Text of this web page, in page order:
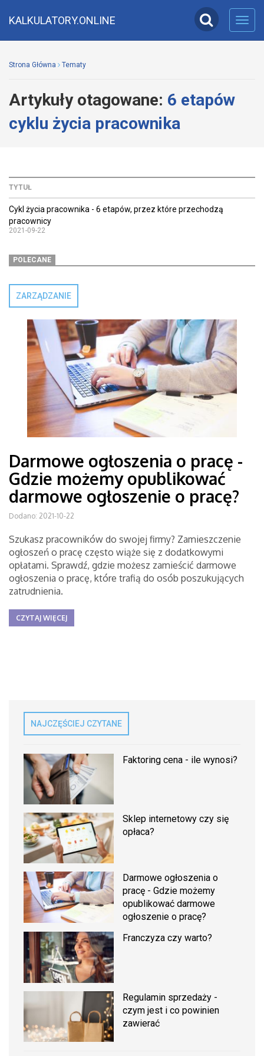
KALKULATORY.ONLINE
Strona Główna Tematy
Artykuły otagowane: 6 etapów
cyklu życia pracownika
TYTUŁ
Cykl życia pracownika - 6 etapów, przez które przechodzą
pracownicy
2021-09-22
POLECANE
ZARZĄDZANIE
Darmowe ogłoszenia o pracę -
Gdzie możemy opublikować
darmowe ogłoszenie o pracę?
Dodano: 2021-10-22
Szukasz pracowników do swojej firmy? Zamieszczenie
ogłoszeń o pracę często wiąże się z dodatkowymi
opłatami. Sprawdź, gdzie możesz zamieścić darmowe
ogłoszenia o pracę, które trafią do osób poszukujących
zatrudnienia.
CZYTAJ WIĘCEJ
NAJCZĘŚCIEJ CZYTANE
Faktoring cena - ile wynosi?
Sklep internetowy czy się
opłaca?
Darmowe ogłoszenia o
pracę - Gdzie możemy
opublikować darmowe
ogłoszenie o pracę?
Franczyza czy warto?
Regulamin sprzedaży -
czym jest i co powinien
zawierać